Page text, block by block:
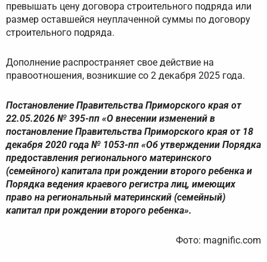
превышать цену договора строительного подряда или
размер оставшейся неуплаченной суммы по договору
строительного подряда.
Дополнение распространяет свое действие на
правоотношения, возникшие со 2 декабря 2025 года.
Постановление Правительства Приморского края от
22.05.2026 № 395-пп «О внесении изменений в
постановление Правительства Приморского края от 18
декабря 2020 года № 1053-пп «Об утверждении Порядка
предоставления регионального материнского
(семейного) капитала при рождении второго ребенка и
Порядка ведения краевого регистра лиц, имеющих
право на региональный материнский (семейный)
капитал при рождении второго ребенка».
Фото: magnific.com